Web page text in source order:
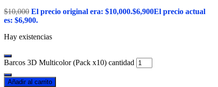
$10,000 El precio original era: $10,000.$6,900El precio actual
es: $6,900.
Hay existencias
Barcos 3D Multicolor (Pack x10) cantidad
Añadir al carrito